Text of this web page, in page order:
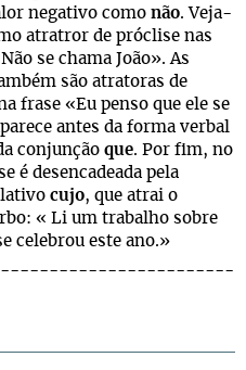
negativo como não. Veja-
atratror de próclise nas
se chama João». As
são atratoras de
frase «Eu penso que ele se
antes da forma verbal
conjunção que. Por fim, no
é desencadeada pela
cujo, que atrai o
« Li um trabalho sobre
celebrou este ano.»